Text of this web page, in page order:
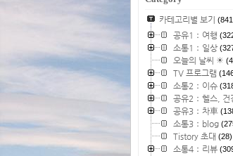
카테고리별 보기
공유1：여행
소통1：일상
오늘의 날씨 ☀
TV 프로그램
소통2：이슈
공유2：헬스, 건
공유3：차車
소통3：blog
Tistory 초대 (28)
소통4：리뷰